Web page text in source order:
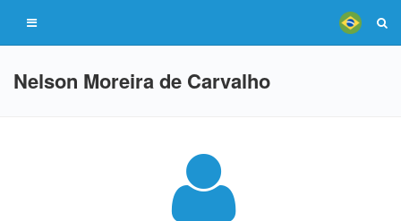
Nelson Moreira de Carvalho